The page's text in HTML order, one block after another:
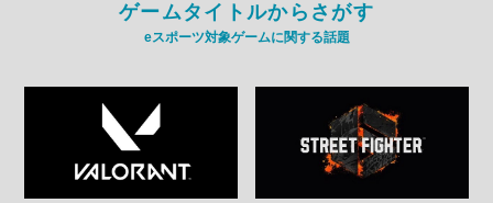
ゲームタイトルからさがす
eスポーツ対象ゲームに関する話題